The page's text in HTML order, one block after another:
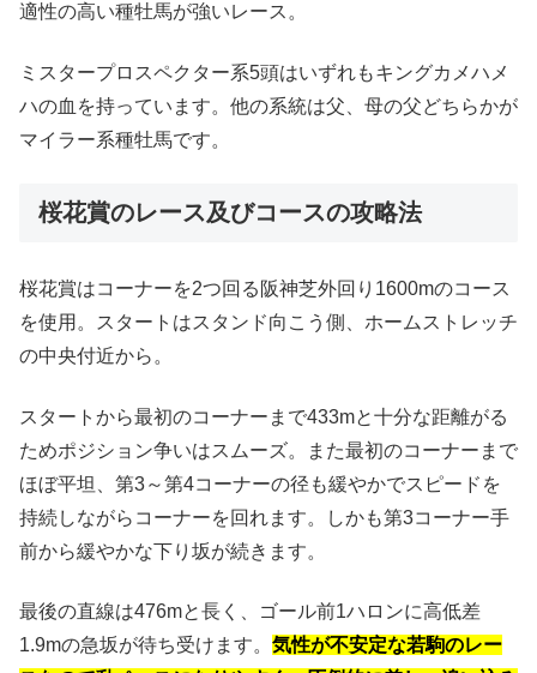
適性の高い種牡馬が強いレース。
ミスタープロスペクター系5頭はいずれもキングカメハメ
ハの血を持っています。他の系統は父、母の父どちらかが
マイラー系種牡馬です。
桜花賞のレース及びコースの攻略法
桜花賞はコーナーを2つ回る阪神芝外回り1600mのコース
を使用。スタートはスタンド向こう側、ホームストレッチ
の中央付近から。
スタートから最初のコーナーまで433mと十分な距離がる
ためポジション争いはスムーズ。また最初のコーナーまで
ほぼ平坦、第3～第4コーナーの径も緩やかでスピードを
持続しながらコーナーを回れます。しかも第3コーナー手
前から緩やかな下り坂が続きます。
最後の直線は476mと長く、ゴール前1ハロンに高低差
1.9mの急坂が待ち受けます。 気性が不安定な若駒のレー